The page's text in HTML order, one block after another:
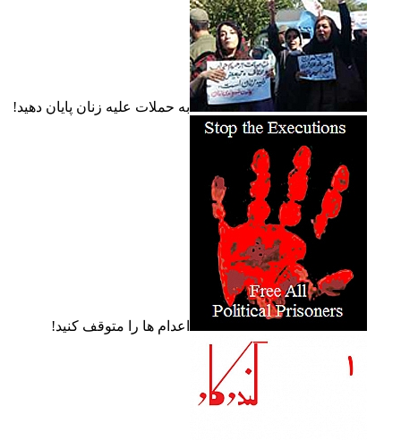
به حملات عليه زنان پايان دهيد!
اعدام ها را متوقف کنيد!